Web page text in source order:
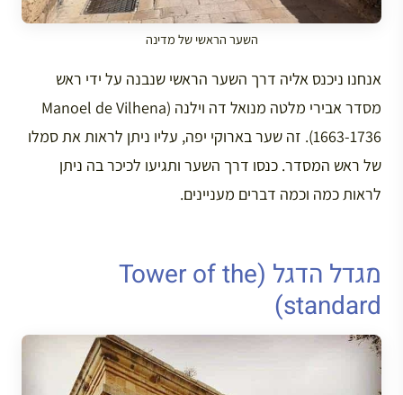
השער הראשי של מדינה
אנחנו ניכנס אליה דרך השער הראשי שנבנה על ידי ראש
מסדר אבירי מלטה מנואל דה וילנה (Manoel de Vilhena
1663-1736). זה שער בארוקי יפה, עליו ניתן לראות את סמלו
של ראש המסדר. כנסו דרך השער ותגיעו לכיכר בה ניתן
לראות כמה וכמה דברים מעניינים.
מגדל הדגל (Tower of the
standard)